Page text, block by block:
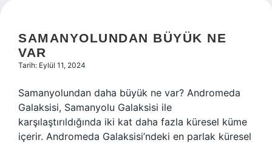
SAMANYOLUNDAN BÜYÜK NE
VAR
Tarih: Eylül 11, 2024
Samanyolundan daha büyük ne var? Andromeda
Galaksisi, Samanyolu Galaksisi ile
karşılaştırıldığında iki kat daha fazla küresel küme
içerir. Andromeda Galaksisi’ndeki en parlak küresel